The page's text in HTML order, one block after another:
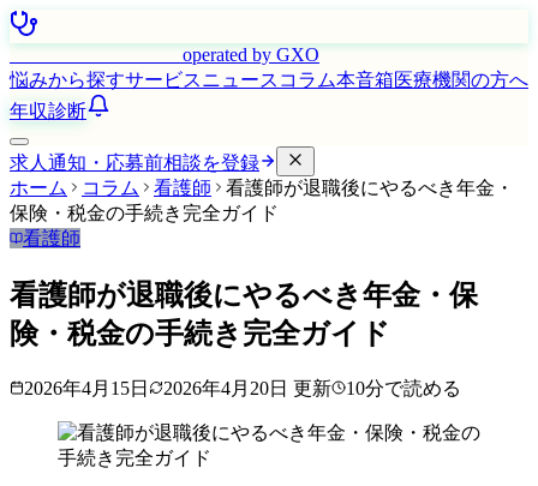
operated by GXO
悩みから探すサービスニュース コラム本音箱医療機関の方へ
年収診断
求人通知・応募前相談を登録
ホーム
コラム 看護師
看護師が退職後にやるべき年金・
保険・税金の手続き完全ガイド
看護師
看護師が退職後にやるべき年金・保
険・税金の手続き完全ガイド
2026年4月15日 2026年4月20日 更新 10分で読める